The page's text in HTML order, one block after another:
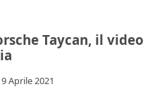
Taycan, il video
9 Aprile 2021